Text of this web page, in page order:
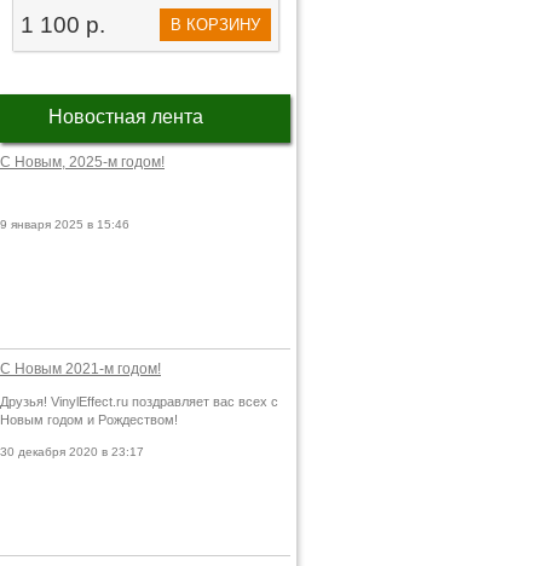
1 100 р. В КОРЗИНУ
Новостная лента
С Новым, 2025-м годом!
9 января 2025 в 15:46
С Новым 2021-м годом!
Друзья! VinylEffect.ru поздравляет вас всех с
Новым годом и Рождеством!
30 декабря 2020 в 23:17